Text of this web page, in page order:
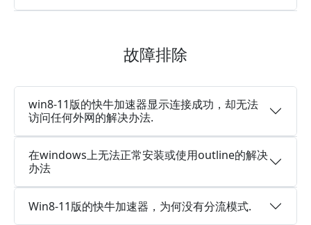
故障排除
win8-11版的快牛加速器显示连接成功，却无法
访问任何外网的解决办法.
在windows上无法正常安装或使用outline的解决
办法
Win8-11版的快牛加速器，为何没有分流模式.